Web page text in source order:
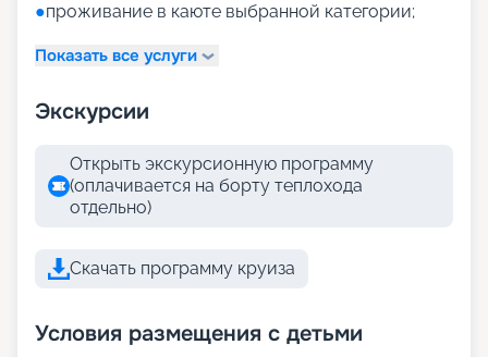
●проживание в каюте выбранной категории;
Показать все услуги
Экскурсии
Открыть экскурсионную программу
(оплачивается на борту теплохода
отдельно)
Скачать программу круиза
Условия размещения с детьми